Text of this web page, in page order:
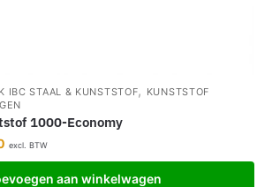
IBC STAAL & KUNSTSTOF, KUNSTSTOF
1000-Economy
excl. BTW
aan winkelwagen